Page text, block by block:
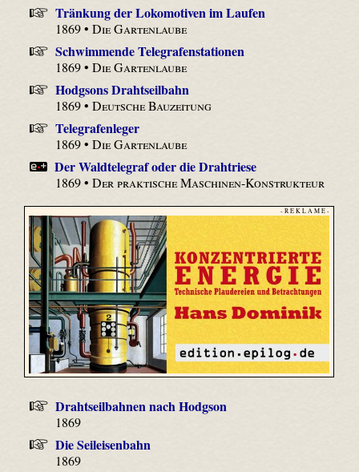
Tränkung der Lokomotiven im Laufen
1869 •Die Gartenlaube
Schwimmende Telegrafenstationen
1869 •Die Gartenlaube
Hodgsons Drahtseilbahn
1869 •Deutsche Bauzeitung
Telegrafenleger
1869 •Die Gartenlaube
Der Waldtelegraf oder die Drahtriese
1869 •Der praktische Maschinen-Konstrukteur
- R E K L A M E -
Drahtseilbahnen nach Hodgson
1869
Die Seileisenbahn
1869